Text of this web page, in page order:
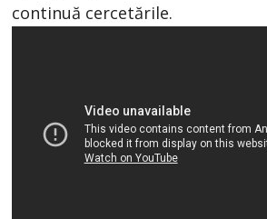
continuă cercetările.